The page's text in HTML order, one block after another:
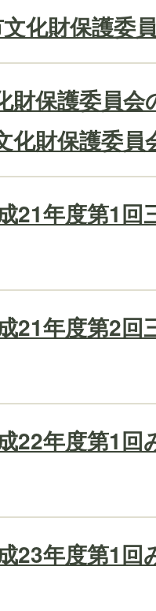
化財保護委
財保護委員会
化財保護委員
21年度第1回
21年度第2回
22年度第1回
23年度第1回